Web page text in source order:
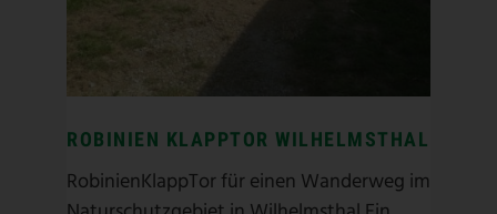
ROBINIEN KLAPPTOR WILHELMSTHAL
RobinienKlappTor für einen Wanderweg im